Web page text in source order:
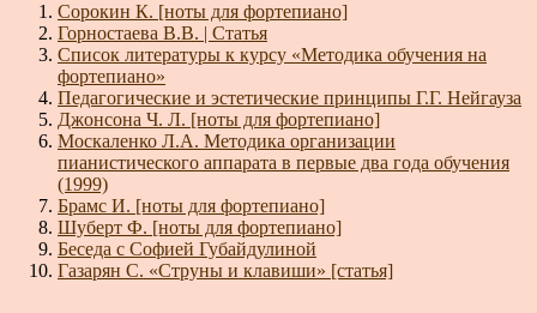
Сорокин К. [ноты для фортепиано]
Горностаева В.В. | Статья
Список литературы к курсу «Методика обучения на
фортепиано»
Педагогические и эстетические принципы Г.Г. Нейгауза
Джонсона Ч. Л. [ноты для фортепиано]
Москаленко Л.А. Методика организации
пианистического аппарата в первые два года обучения
(1999)
Брамс И. [ноты для фортепиано]
Шуберт Ф. [ноты для фортепиано]
Беседа с Софией Губайдулиной
Газарян С. «Струны и клавиши» [статья]